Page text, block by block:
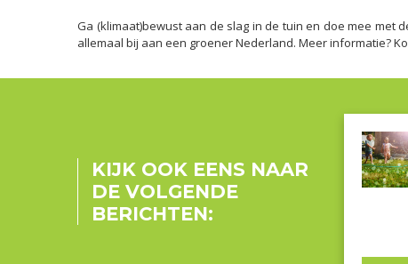
Ga (klimaat)bewust aan de slag in de tuin en doe mee met
allemaal bij aan een groener Nederland. Meer informatie?
KIJK OOK EENS NAAR
DE VOLGENDE
BERICHTEN: